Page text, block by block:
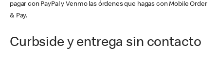
pagar con PayPal y Venmo las órdenes que hagas con Mobile Order
& Pay.
Curbside y entrega sin contacto